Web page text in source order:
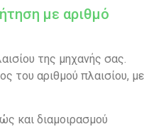
με αριθμό
της μηχανής σας.
του αριθμού πλαισίου, με
και διαμοιρασμού